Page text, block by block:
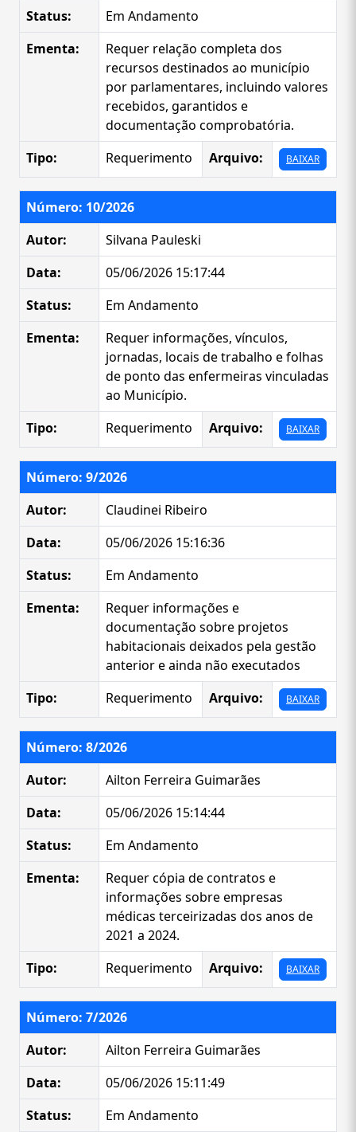
Status:
Em Andamento
Ementa:
Requer relação completa dos
recursos destinados ao município
por parlamentares, incluindo valores
recebidos, garantidos e
documentação comprobatória.
Tipo:
Requerimento Arquivo: BAIXAR
Número: 10/2026
Autor:
Silvana Pauleski
Data:
05/06/2026 15:17:44
Status:
Em Andamento
Ementa:
Requer informações, vínculos,
jornadas, locais de trabalho e folhas
de ponto das enfermeiras vinculadas
ao Município.
Tipo:
Requerimento Arquivo: BAIXAR
Número: 9/2026
Autor:
Claudinei Ribeiro
Data:
05/06/2026 15:16:36
Status:
Em Andamento
Ementa:
Requer informações e
documentação sobre projetos
habitacionais deixados pela gestão
anterior e ainda não executados
Tipo:
Requerimento Arquivo: BAIXAR
Número: 8/2026
Autor:
Ailton Ferreira Guimarães
Data:
05/06/2026 15:14:44
Status:
Em Andamento
Ementa:
Requer cópia de contratos e
informações sobre empresas
médicas terceirizadas dos anos de
2021 a 2024.
Tipo:
Requerimento Arquivo: BAIXAR
Número: 7/2026
Autor:
Ailton Ferreira Guimarães
Data:
05/06/2026 15:11:49
Status:
Em Andamento